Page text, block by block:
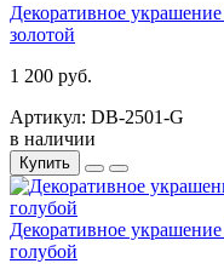
Декоративное
золотой
1 200 руб.
Артикул: DB-2501-G
в наличии
Купить
Декоративное
голубой